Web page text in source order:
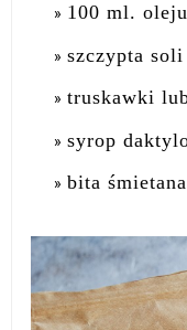
100 ml. oleju
szczypta soli
truskawki
syrop
bita